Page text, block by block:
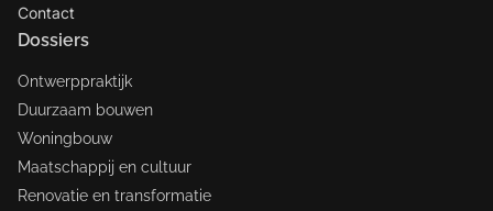
Contact
Dossiers
Ontwerppraktijk
Duurzaam bouwen
Woningbouw
Maatschappij en cultuur
Renovatie en transformatie